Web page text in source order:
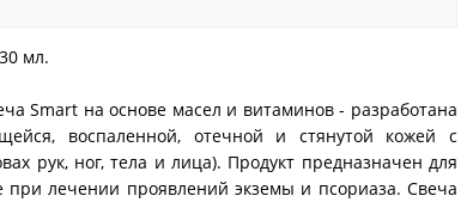
мл.
Smart на основе масел и витаминов - разработана
воспаленной, отечной и стянутой кожей с
рук, ног, тела и лица). Продукт предназначен для
при лечении проявлений экземы и псориаза. Свеча